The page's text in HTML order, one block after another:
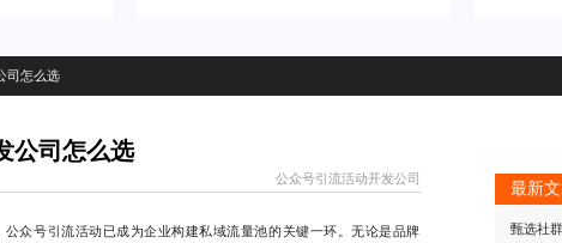
司怎么选
公司怎么选
公众号引流活动开发公司
号引流活动已成为企业构建私域流量池的关键一环。无论是品牌
最新
甄选社